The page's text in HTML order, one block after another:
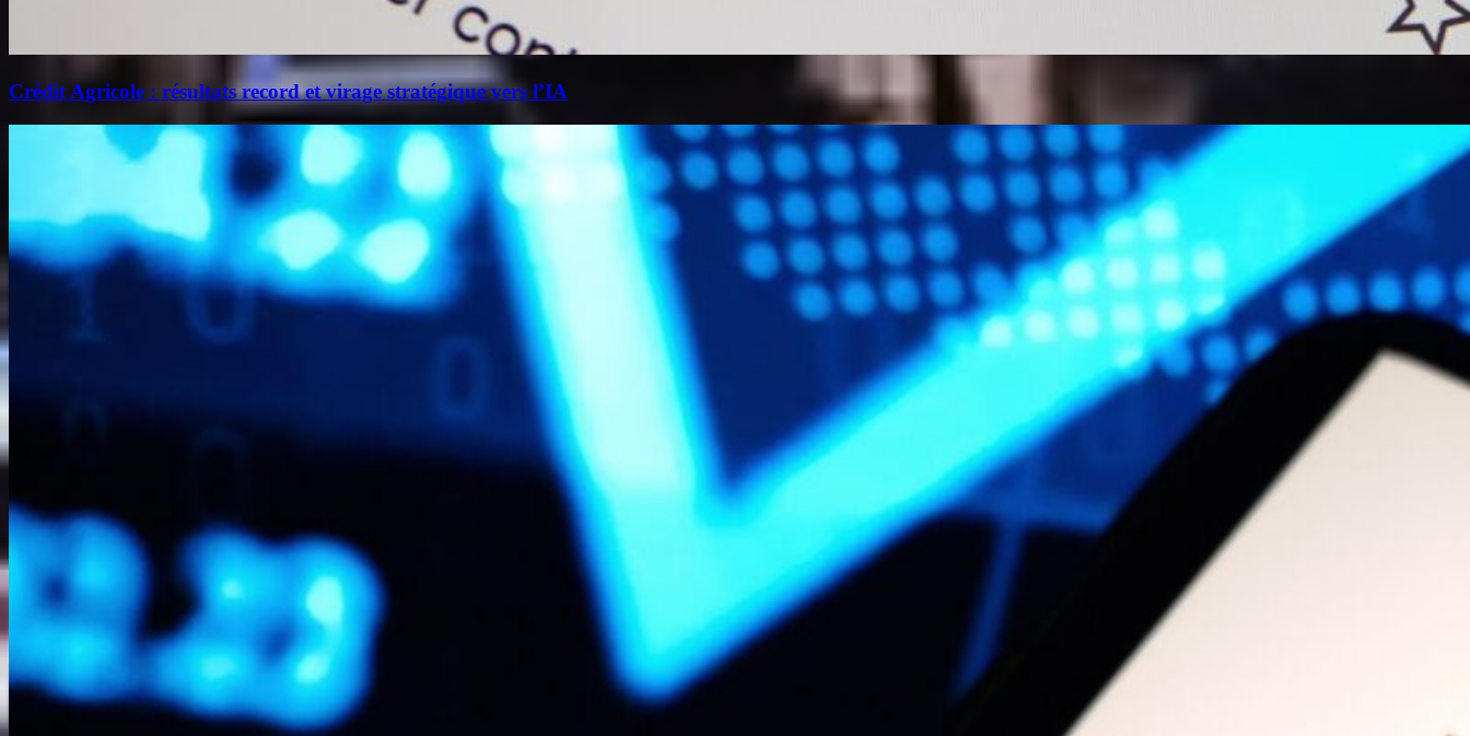
Crédit Agricole : résultats record et virage stratégique vers l’IA